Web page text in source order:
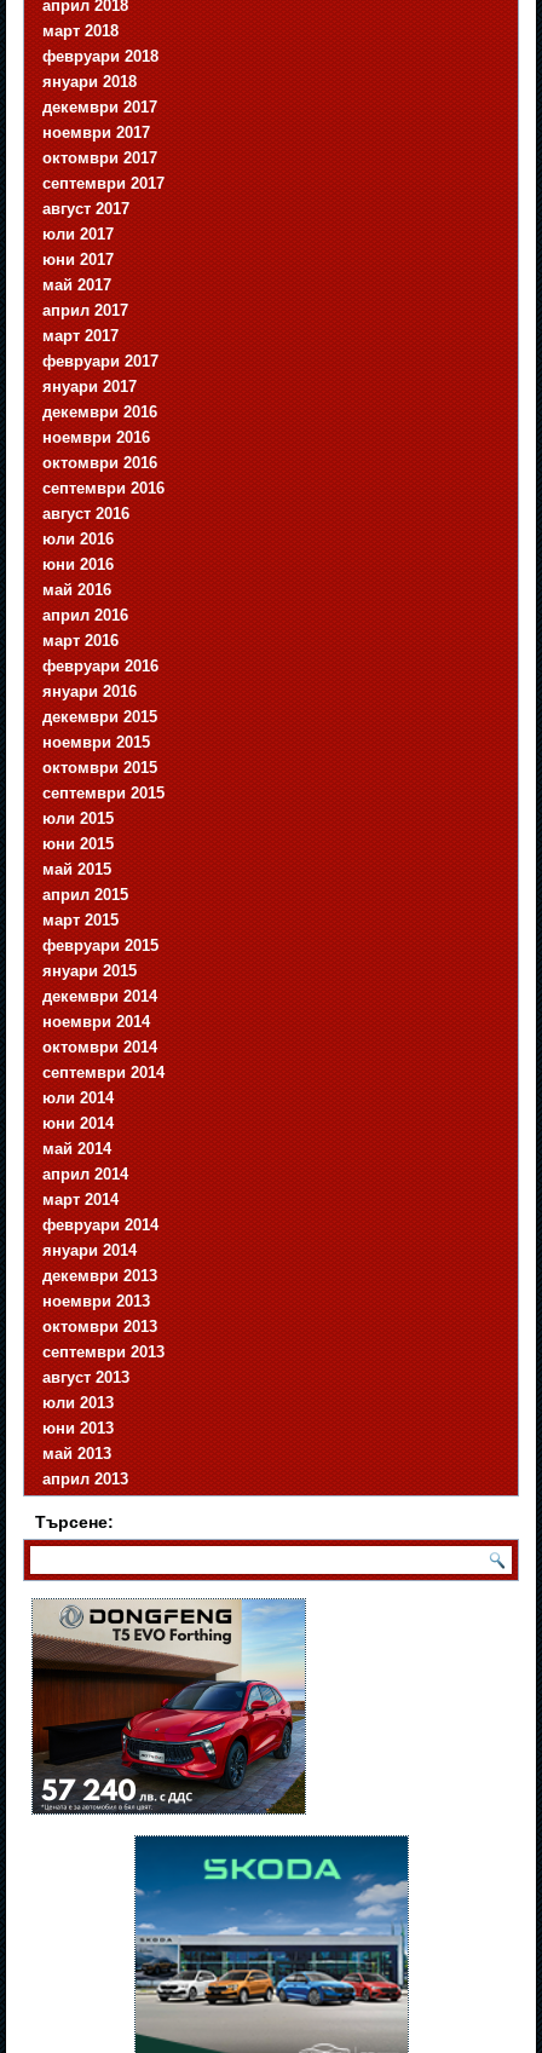
април 2018
март 2018
февруари 2018
януари 2018
декември 2017
ноември 2017
октомври 2017
септември 2017
август 2017
юли 2017
юни 2017
май 2017
април 2017
март 2017
февруари 2017
януари 2017
декември 2016
ноември 2016
октомври 2016
септември 2016
август 2016
юли 2016
юни 2016
май 2016
април 2016
март 2016
февруари 2016
януари 2016
декември 2015
ноември 2015
октомври 2015
септември 2015
юли 2015
юни 2015
май 2015
април 2015
март 2015
февруари 2015
януари 2015
декември 2014
ноември 2014
октомври 2014
септември 2014
юли 2014
юни 2014
май 2014
април 2014
март 2014
февруари 2014
януари 2014
декември 2013
ноември 2013
октомври 2013
септември 2013
август 2013
юли 2013
юни 2013
май 2013
април 2013
Търсене: